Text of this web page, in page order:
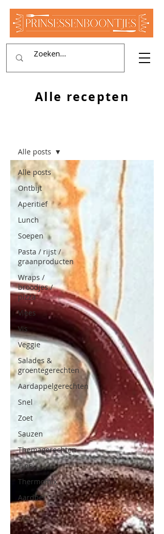
Alle recepten
Alle posts
Ontbijt
Aperitief
Lunch
Soepen
Pasta / rijst /
graanproducten
Wraps /
broodjes /
pizza
Vlees
Vis
Veggie
Salades &
groentegerechten
Aardappelgerechten
Snel
Zoet
Sauzen
Themagerechten
Tips
Thermomix
Aardbei
Alle posts